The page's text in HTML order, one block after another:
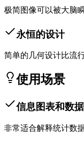
极简图像可以被大脑
永恒的设计
简单的几何设计比流
使用场景
信息图表和数据
非常适合解释统计数